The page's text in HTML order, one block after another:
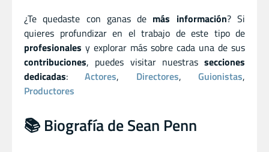
¿Te quedaste con ganas de más información? Si
quieres profundizar en el trabajo de este tipo de
profesionales y explorar más sobre cada una de sus
contribuciones, puedes visitar nuestras secciones
dedicadas:Actores, Directores,Guionistas,
Productores
📚 Biografía de Sean Penn